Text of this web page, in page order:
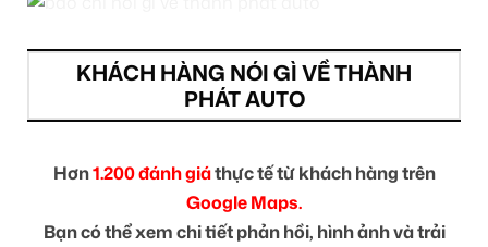
KHÁCH HÀNG NÓI GÌ VỀ THÀNH
PHÁT AUTO
Hơn1.200 đánh giáthực tế từ khách hàng trên
Google Maps.
Bạn có thể xem chi tiết phản hồi, hình ảnh và trải